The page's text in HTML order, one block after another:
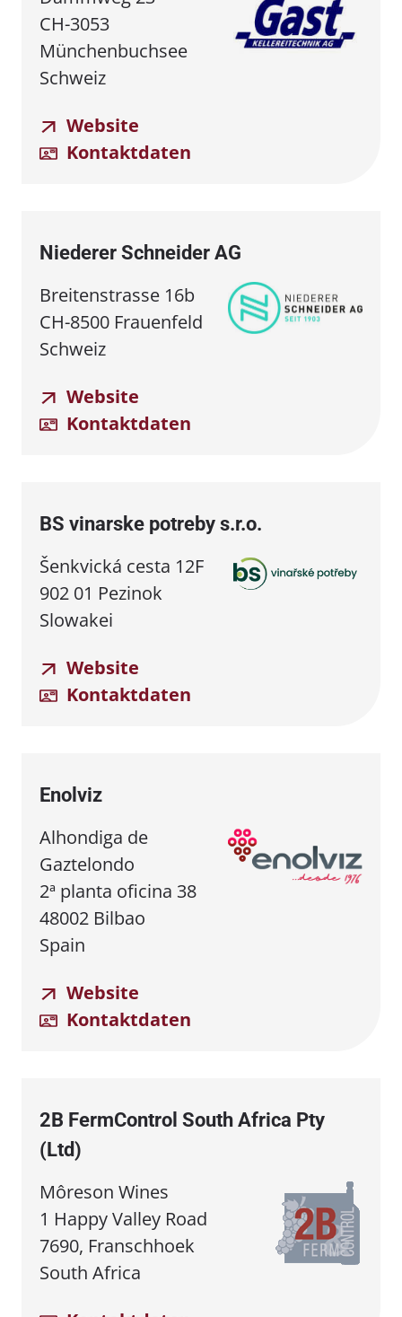
CH-3053
Münchenbuchsee
Schweiz
Website
Kontaktdaten
Niederer Schneider AG
Breitenstrasse 16b
CH-8500 Frauenfeld
Schweiz
Website
Kontaktdaten
BS vinarske potreby s.r.o.
Šenkvická cesta 12F
902 01 Pezinok
Slowakei
Website
Kontaktdaten
Enolviz
Alhondiga de
Gaztelondo
2ª planta oficina 38
48002 Bilbao
Spain
Website
Kontaktdaten
2B FermControl South Africa Pty
(Ltd)
Môreson Wines
1 Happy Valley Road
7690, Franschhoek
South Africa